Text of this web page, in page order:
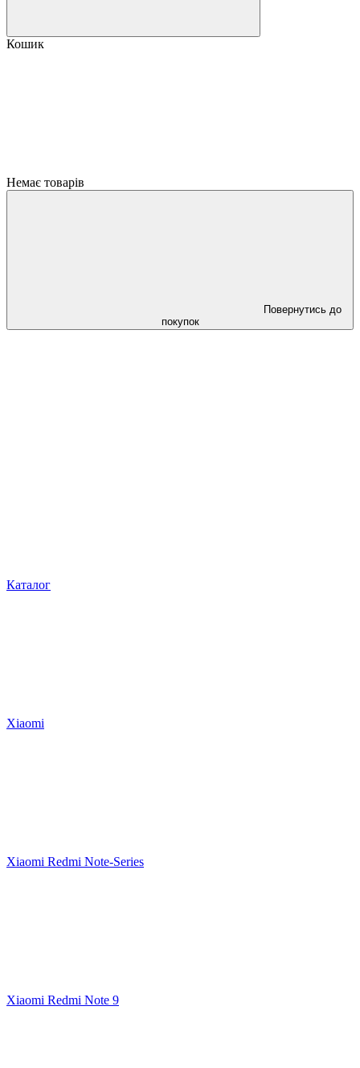
Кошик
Немає товарів
Повернутись до
покупок
Каталог
Xiaomi
Xiaomi Redmi Note-Series
Xiaomi Redmi Note 9